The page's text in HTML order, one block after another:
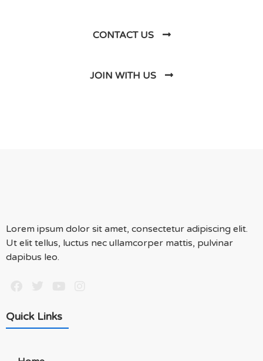
CONTACT US
JOIN WITH US
Lorem ipsum dolor sit amet, consectetur adipiscing elit.
Ut elit tellus, luctus nec ullamcorper mattis, pulvinar
dapibus leo.
Quick Links